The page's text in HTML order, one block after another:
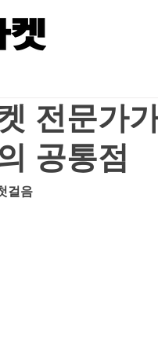
전문가
공통점
걸음